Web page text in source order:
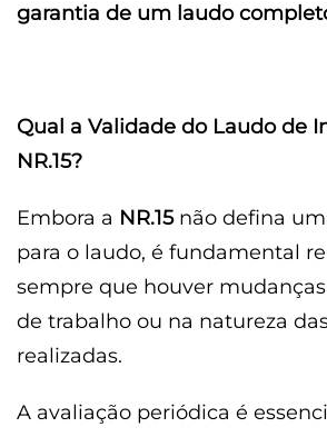
garantia de um laudo
Qual a Validade do Laudo de
NR.15?
Embora a NR.15não defina
para o laudo, é fundamental
sempre que houver
de trabalho ou na natureza
realizadas.
A avaliação periódica é